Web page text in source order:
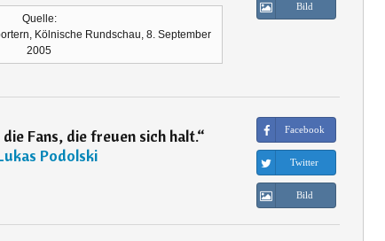
Quelle:
Kölnische Rundschau, 8. September
2005
Bild
die Fans, die freuen sich halt.“
Podolski
Facebook
Twitter
Bild